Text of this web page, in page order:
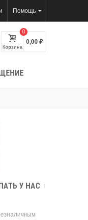
Помощь
Корзина
0
0,00 ₽
У НАС